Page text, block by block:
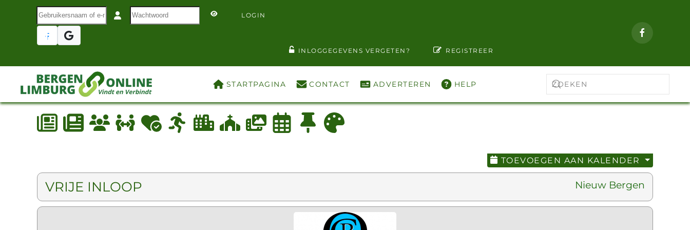
Terug naar hoofdinhoud
Gebruikersnaam of e-mail
LOGIN
INLOGGEGEVENS VERGETEN? REGISTREER
STARTPAGINA CONTACT ADVERTEREN HELP
TOEVOEGEN AAN KALENDER
VRIJE INLOOP Nieuw Bergen